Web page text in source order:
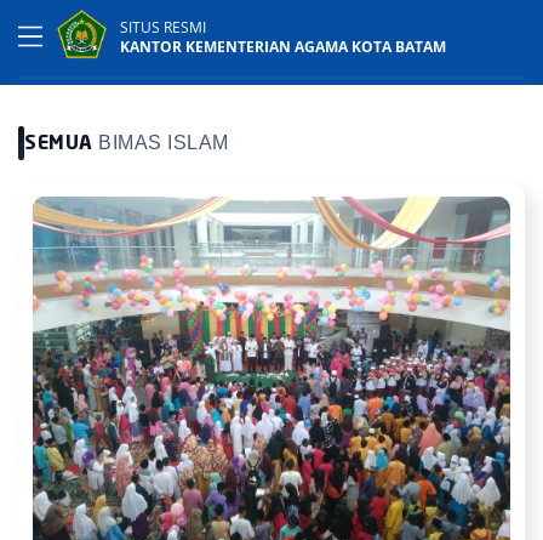
SITUS RESMI
KANTOR KEMENTERIAN AGAMA KOTA BATAM
SEMUA BIMAS ISLAM